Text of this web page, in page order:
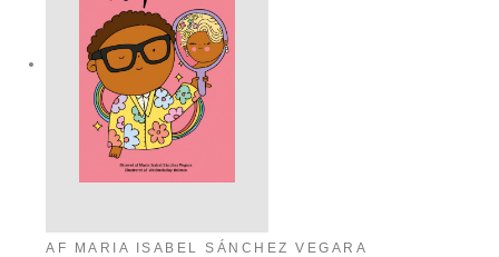
AF MARIA ISABEL SÁNCHEZ VEGARA